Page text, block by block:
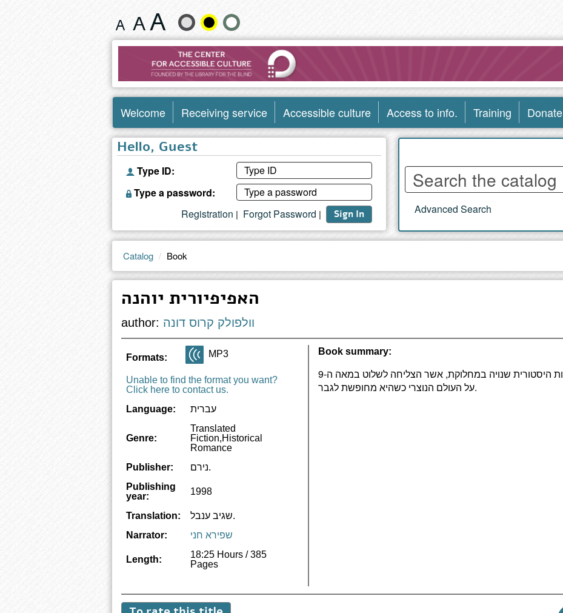
Change
text
and
color
Welcome Receiving service Accessible culture Access to info. Training Donate
Hello, Guest
Type ID:
Type a password:
Sign In
|
Forgot Password
|
Registration
Enter
words
to
search
catalog
Advanced Search
Catalog Book
האפיפיורית יוהנה
author: וולפולק קרוס דונה
Formats: MP3
Unable to find the format you want?
Click here to contact us.
Language:
עברית
Genre:
Translated
Fiction,Historical
Romance
Publisher:
נירם.
Publishing
year:
1998
Translation:
שגיב ענבל.
Narrator:
שפירא חני
Length:
18:25 Hours / 385
Pages
Book summary:
חייה של האפיפיורית יוהנה. דמות היסטורית שנויה במחלוקת, אשר הצליחה לשלוט במאה ה-9
על העולם הנוצרי כשהיא מחופשת לגבר.